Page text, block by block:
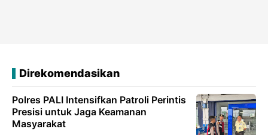
Direkomendasikan
Polres PALI Intensifkan Patroli Perintis
Presisi untuk Jaga Keamanan
Masyarakat